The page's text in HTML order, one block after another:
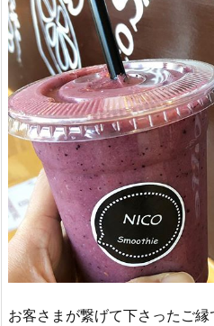
お客さまが繋げて下さったご